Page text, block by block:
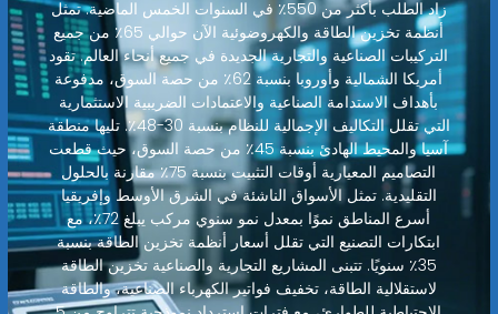
زاد الطلب بأكثر من 550٪ في السنوات الخمس الماضية. تمثل
أنظمة تخزين الطاقة والكهروضوئية الآن حوالي 65٪ من جميع
التركيبات الصناعية والتجارية الجديدة في جميع أنحاء العالم. تقود
أمريكا الشمالية وأوروبا بنسبة 62٪ من حصة السوق، مدفوعة
بأهداف الاستدامة الصناعية والاعتمادات الضريبية الاستثمارية
التي تقلل التكاليف الإجمالية للنظام بنسبة 30-48٪. تليها منطقة
آسيا والمحيط الهادئ بنسبة 45٪ من حصة السوق، حيث قطعت
التصاميم المعيارية أوقات التثبيت بنسبة 75٪ مقارنة بالحلول
التقليدية. تمثل الأسواق الناشئة في الشرق الأوسط وإفريقيا
أسرع المناطق نموًا بمعدل نمو سنوي مركب يبلغ 72٪، مع
ابتكارات التصنيع التي تقلل أسعار أنظمة تخزين الطاقة بنسبة
35٪ سنويًا. تتبنى المشاريع التجارية والصناعية تخزين الطاقة
لاستقلالية الطاقة، تخفيف فواتير الكهرباء الصناعية، والطاقة